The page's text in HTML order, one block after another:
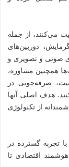
می‌کنند، از جمله
دوربین‌های
صوتی و تصویری و
همچنین مشاوره،
صرفه‌جویی در
هدف اصلی آنها
از تکنولوژی
تجربه گسترده در
اقتصادی تا